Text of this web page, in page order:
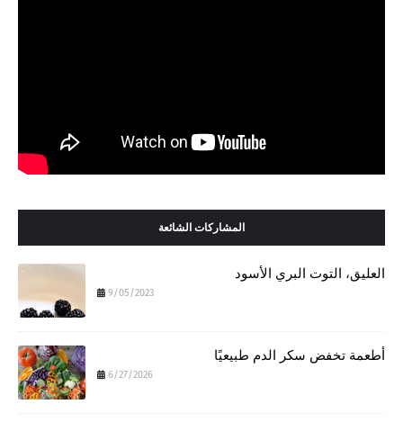
المشاركات الشائعة
العليق، التوت البري الأسود
9/05/2023
أطعمة تخفض سكر الدم طبيعيًا
6/27/2026